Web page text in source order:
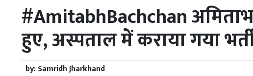
#AmitabhBachchan अमिताभ
हुए, अस्पताल में कराया गया
by:Samridh Jharkhand